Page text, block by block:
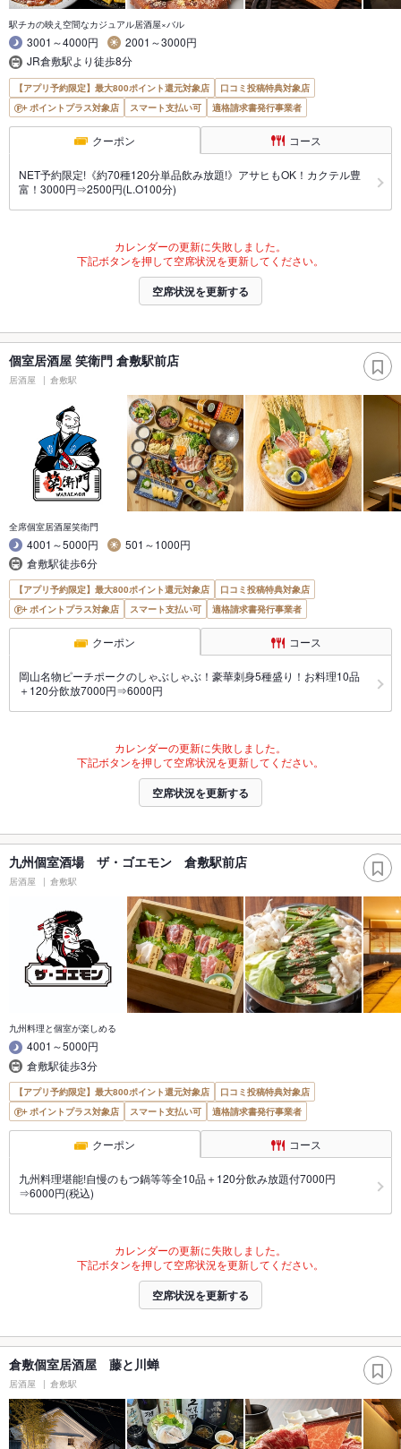
駅チカの映え空間なカジュアル居酒屋×バル
3001～4000円
2001～3000円
JR倉敷駅より徒歩8分
【アプリ予約限定】最大800ポイント還元対象店
口コミ投稿特典対象店
ポイントプラス対象店
スマート支払い可 適格請求書発行事業者
クーポン コース
NET予約限定!《約70種120分単品飲み放題!》アサヒもOK！カクテル豊
富！3000円⇒2500円(L.O100分)
カレンダーの更新に失敗しました。
下記ボタンを押して空席状況を更新してください。
空席状況を更新する
個室居酒屋 笑衛門 倉敷駅前店
居酒屋 倉敷駅
全席個室居酒屋笑衛門
4001～5000円
501～1000円
倉敷駅徒歩6分
【アプリ予約限定】最大800ポイント還元対象店
口コミ投稿特典対象店
ポイントプラス対象店
スマート支払い可 適格請求書発行事業者
クーポン コース
岡山名物ピーチポークのしゃぶしゃぶ！豪華刺身5種盛り！お料理10品
＋120分飲放7000円⇒6000円
カレンダーの更新に失敗しました。
下記ボタンを押して空席状況を更新してください。
空席状況を更新する
九州個室酒場 ザ・ゴエモン 倉敷駅前店
居酒屋 倉敷駅
九州料理と個室が楽しめる
4001～5000円
倉敷駅徒歩3分
【アプリ予約限定】最大800ポイント還元対象店
口コミ投稿特典対象店
ポイントプラス対象店
スマート支払い可 適格請求書発行事業者
クーポン コース
九州料理堪能!自慢のもつ鍋等等全10品＋120分飲み放題付7000円
⇒6000円(税込)
カレンダーの更新に失敗しました。
下記ボタンを押して空席状況を更新してください。
空席状況を更新する
倉敷個室居酒屋 藤と川蝉
居酒屋 倉敷駅